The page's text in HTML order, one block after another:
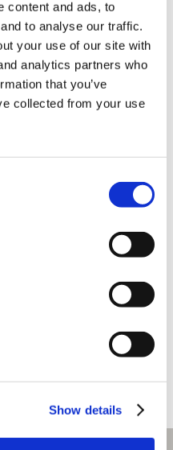
content and ads, to
to analyse our traffic.
your use of our site with
analytics partners who
that you’ve
collected from your use
Show details
CAPCOM×B-SIDE LABELステッ
カー モンスターハンター ガルク
CAPCOM×B-SIDE LABELステッ
カー モンスターハンター ナルガ